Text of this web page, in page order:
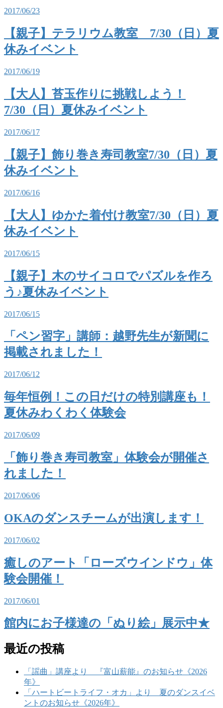
2017/06/23
【親子】テラリウム教室 7/30（日）夏
休みイベント
2017/06/19
【大人】苔玉作りに挑戦しよう！
7/30（日）夏休みイベント
2017/06/17
【親子】飾り巻き寿司教室7/30（日）夏
休みイベント
2017/06/16
【大人】ゆかた着付け教室7/30（日）夏
休みイベント
2017/06/15
【親子】木のサイコロでパズルを作ろ
う♪夏休みイベント
2017/06/15
「ペン習字」講師：越野先生が新聞に
掲載されました！
2017/06/12
毎年恒例！この日だけの特別講座も！
夏休みわくわく体験会
2017/06/09
「飾り巻き寿司教室」体験会が開催さ
れました！
2017/06/06
OKAのダンスチームが出演します！
2017/06/02
癒しのアート「ローズウインドウ」体
験会開催！
2017/06/01
館内にお子様達の「ぬり絵」展示中★
最近の投稿
「謡曲」講座より 『富山薪能』のお知らせ《2026
年》
「ハートビートライフ・オカ」より 夏のダンスイベ
ントのお知らせ《2026年》